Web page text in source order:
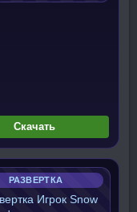
Скачать
РАЗВЕРТКА